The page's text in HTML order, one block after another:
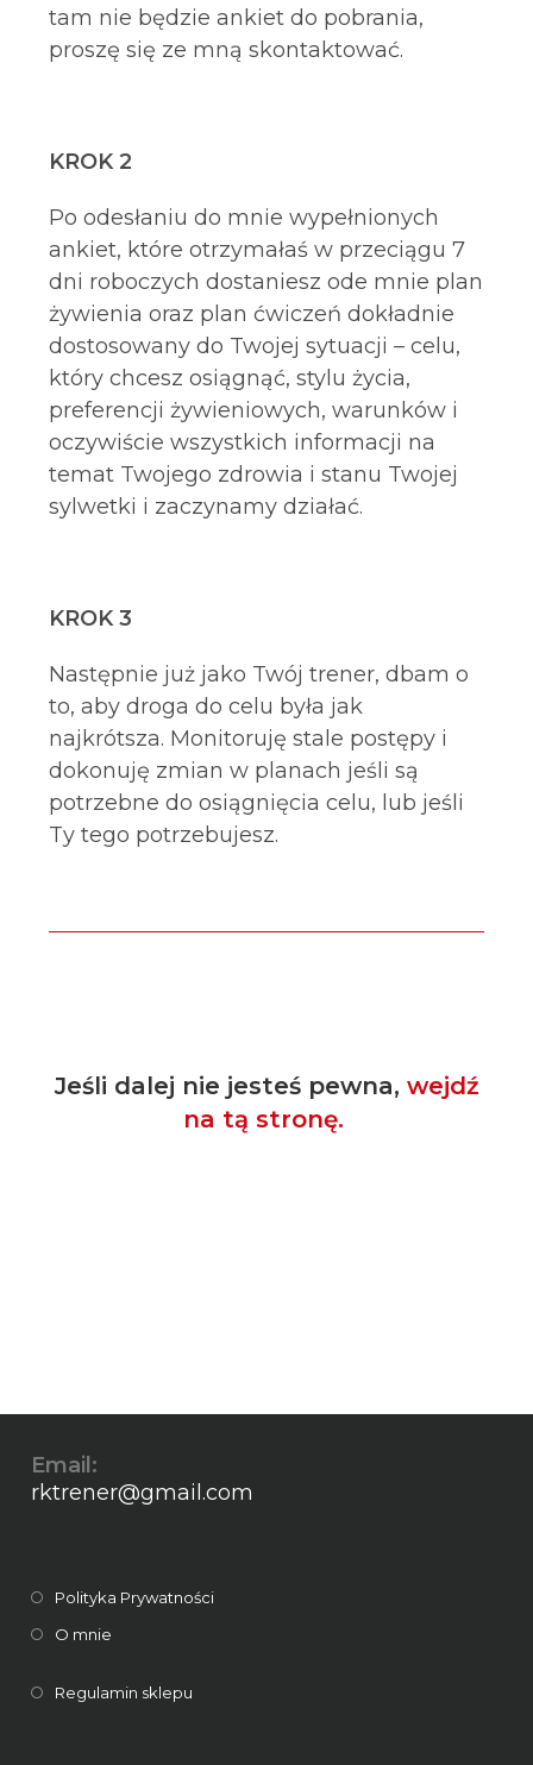
tam nie będzie ankiet do pobrania,
proszę się ze mną skontaktować.
KROK 2
Po odesłaniu do mnie wypełnionych
ankiet, które otrzymałaś w przeciągu 7
dni roboczych dostaniesz ode mnie plan
żywienia oraz plan ćwiczeń dokładnie
dostosowany do Twojej sytuacji – celu,
który chcesz osiągnąć, stylu życia,
preferencji żywieniowych, warunków i
oczywiście wszystkich informacji na
temat Twojego zdrowia i stanu Twojej
sylwetki i zaczynamy działać.
KROK 3
Następnie już jako Twój trener, dbam o
to, aby droga do celu była jak
najkrótsza. Monitoruję stale postępy i
dokonuję zmian w planach jeśli są
potrzebne do osiągnięcia celu, lub jeśli
Ty tego potrzebujesz.
Jeśli dalej nie jesteś pewna, wejdź
na tą stronę.
Email:
rktrener@gmail.com
Polityka Prywatności
O mnie
Regulamin sklepu